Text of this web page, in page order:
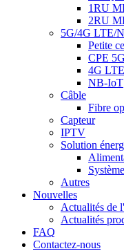
1RU
2RU
5G/4G LTE/
Petite
CPE 5G
4G LTE
NB-IoT
Câble
Fibre
Capteur
IPTV
Solution
Autres
Nouvelles
Actualités de
Actualités
FAQ
Contactez-nous